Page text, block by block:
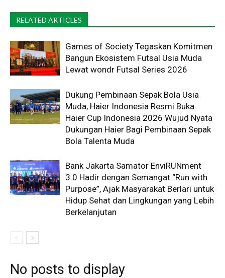
RELATED ARTICLES
Games of Society Tegaskan Komitmen
Bangun Ekosistem Futsal Usia Muda
Lewat wondr Futsal Series 2026 ​
Dukung Pembinaan Sepak Bola Usia
Muda, Haier Indonesia Resmi Buka
Haier Cup Indonesia 2026 Wujud Nyata
Dukungan Haier Bagi Pembinaan Sepak
Bola Talenta Muda
Bank Jakarta Samator EnviRUNment
3.0 Hadir dengan Semangat “Run with
Purpose”, Ajak Masyarakat Berlari untuk
Hidup Sehat dan Lingkungan yang Lebih
Berkelanjutan
No posts to display